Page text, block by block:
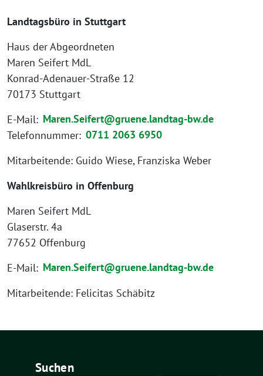
Landtagsbüro in Stuttgart
Haus der Abgeordneten
Maren Seifert MdL
Konrad-Adenauer-Straße 12
70173 Stuttgart
E-Mail: Maren.Seifert@gruene.landtag-bw.de
Telefonnummer: 0711 2063 6950
Mitarbeitende: Guido Wiese, Franziska Weber
Wahlkreisbüro in Offenburg
Maren Seifert MdL
Glaserstr. 4a
77652 Offenburg
E-Mail: Maren.Seifert@gruene.landtag-bw.de
Mitarbeitende: Felicitas Schäbitz
Suchen